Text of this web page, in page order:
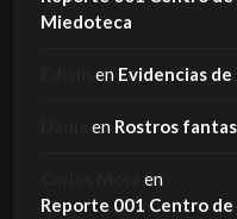
Miedoteca
en Evidencias
en Rostros
en
Reporte 001 Centro